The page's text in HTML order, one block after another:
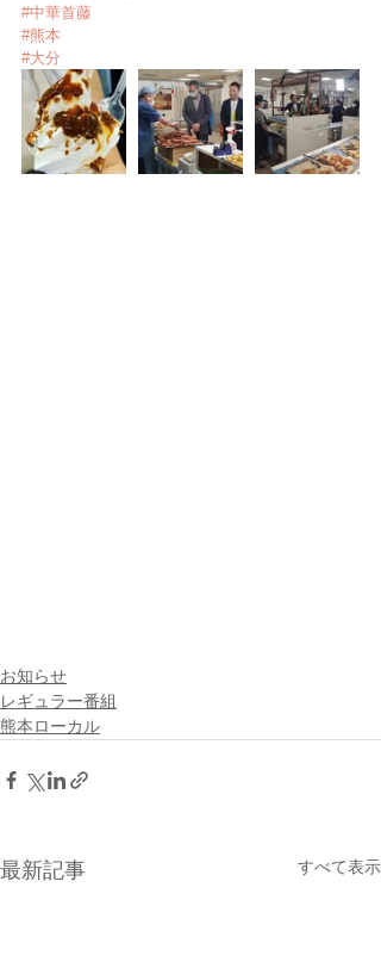
#中華首藤
#熊本
#大分
お知らせ
レギュラー番組
熊本ローカル
最新記事 すべて表示